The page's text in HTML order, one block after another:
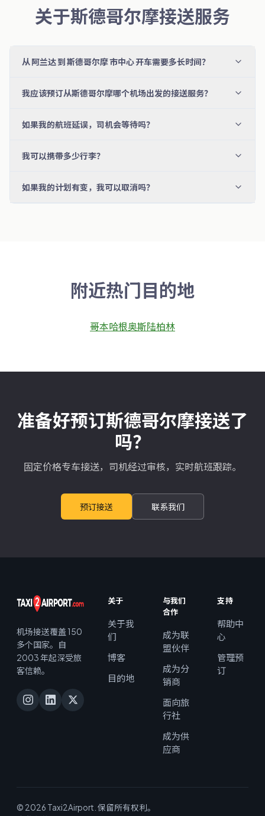
关于斯德哥尔摩接送服务
从 阿兰达 到 斯德哥尔摩 市中心 开车需要多长时间？
我应该预订从斯德哥尔摩哪个机场出发的接送服务？
如果我的航班延误，司机会等待吗？
我可以携带多少行李？
如果我的计划有变，我可以取消吗？
附近热门目的地
哥本哈根奥斯陆柏林
准备好预订斯德哥尔摩接送了
吗？
固定价格专车接送，司机经过审核，实时航班跟踪。
预订接送 联系我们
机场接送覆盖 150
多个国家。自
2003 年起深受旅
客信赖。
关于
关于我
们
博客
目的地
与我们
合作
成为联
盟伙伴
成为分
销商
面向旅
行社
成为供
应商
支持
帮助中
心
管理预
订
© 2026 Taxi2Airport. 保留所有权利。